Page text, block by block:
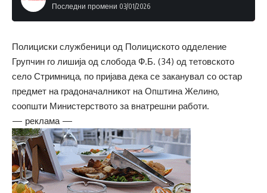
Последни промени 03/01/2026
Полициски службеници од Полициското одделение
Групчин го лишија од слобода Ф.Б. (34) од тетовското
село Стримница, по пријава дека се заканувал со остар
предмет на градоначалникот на Општина Желино,
соопшти Министерството за внатрешни работи.
— реклама —